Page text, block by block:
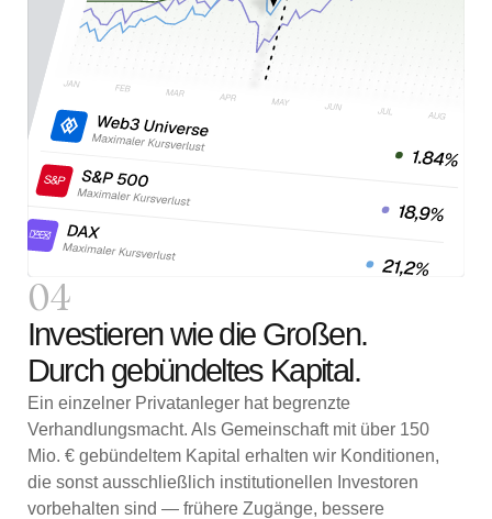
04
Investieren wie die Großen.
Durch gebündeltes Kapital.
Ein einzelner Privatanleger hat begrenzte
Verhandlungsmacht. Als Gemeinschaft mit über 150
Mio. € gebündeltem Kapital erhalten wir Konditionen,
die sonst ausschließlich institutionellen Investoren
vorbehalten sind — frühere Zugänge, bessere